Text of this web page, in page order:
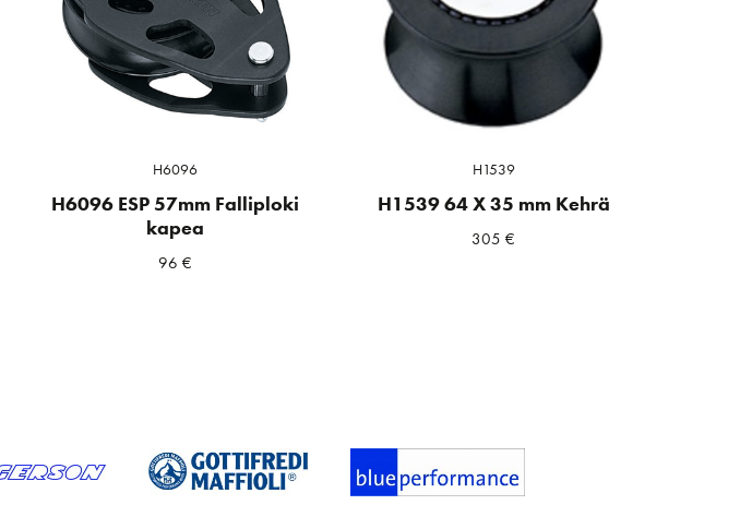
H6096
H6096 ESP 57mm Falliploki
kapea
96€
H1539
H1539 64 X 35 mm Kehrä
305€